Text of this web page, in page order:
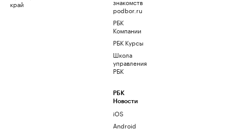
край
podbor.ru
РБК
Компании
РБК Курсы
Школа
управления
РБК
РБК
Новости
iOS
Android